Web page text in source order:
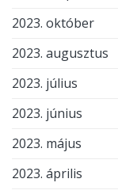
2023. október
2023. augusztus
2023. július
2023. június
2023. május
2023. április